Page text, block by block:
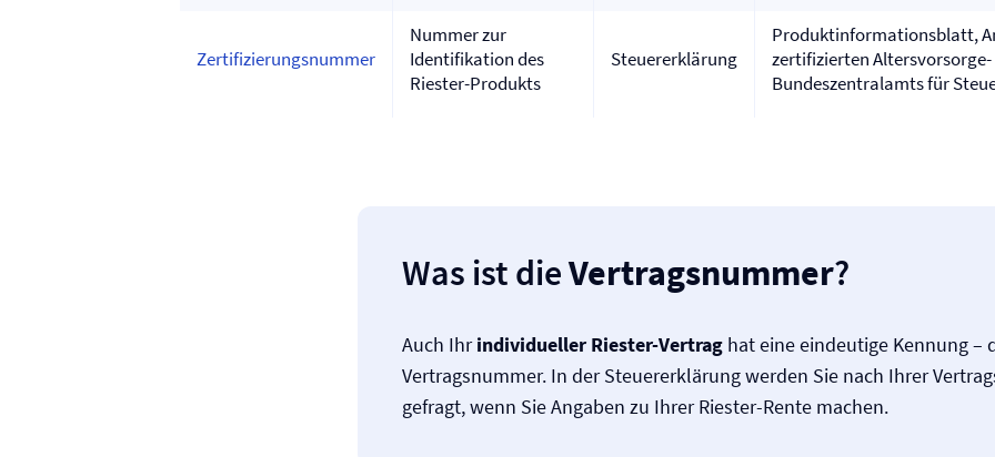
Zertifizierungsnummer
Nummer zur
Identifikation des
Riester-Produkts
Steuererklärung
Produktinformationsblatt,
zertifizierten
Bundeszentralamts für
Was ist dieVertragsnummer?
Auch Ihrindividueller Riester-Vertrag hat eine eindeutige Kennung –
Vertragsnummer. In der Steuererklärung werden Sie nach Ihrer
gefragt, wenn Sie Angaben zu Ihrer Riester-Rente machen.